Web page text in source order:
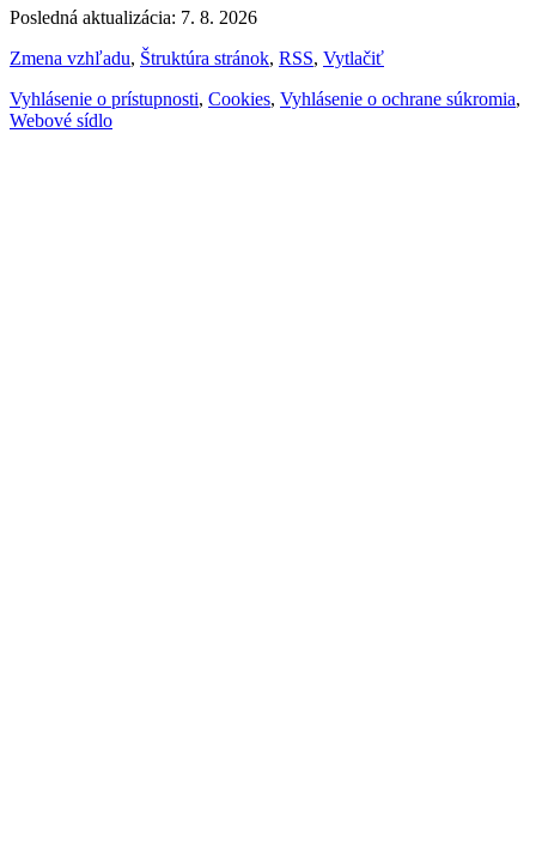
Posledná aktualizácia: 7. 8. 2026
Zmena vzhľadu, Štruktúra stránok, RSS, Vytlačiť
Vyhlásenie o prístupnosti, Cookies, Vyhlásenie o ochrane súkromia,
Webové sídlo